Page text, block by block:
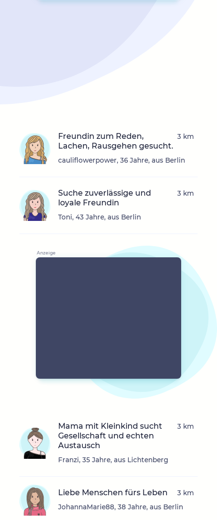
Freundin zum Reden,
Lachen, Rausgehen gesucht.
cauliflowerpower, 36 Jahre, aus Berlin
3 km
Suche zuverlässige und
loyale Freundin
Toni, 43 Jahre, aus Berlin
3 km
Mama mit Kleinkind sucht
Gesellschaft und echten
Austausch
Franzi, 35 Jahre, aus Lichtenberg
3 km
Liebe Menschen fürs Leben
JohannaMarie88, 38 Jahre, aus Berlin
3 km